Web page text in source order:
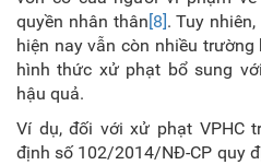
quyền nhân thân[8]. Tuy
hiện nay vẫn còn nhiều
hình thức xử phạt bổ sung
hậu quả.
Ví dụ, đối với xử phạt VPHC
định số 102/2014/NĐ-CP quy